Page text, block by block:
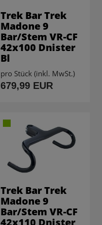
Trek Bar Trek
Madone 9
Bar/Stem VR-CF
42x100 Dnister
Bl
pro Stück (inkl. MwSt.)
679,99 EUR
Trek Bar Trek
Madone 9
Bar/Stem VR-CF